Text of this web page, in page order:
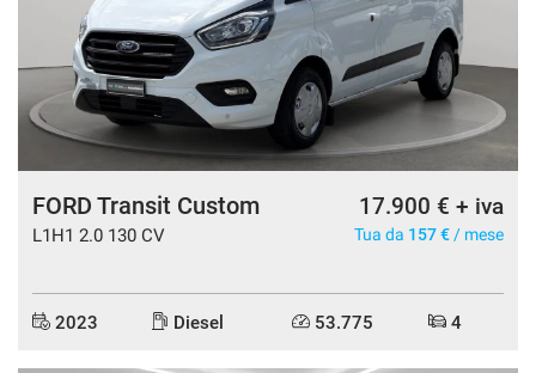
FORD Transit Custom
L1H1 2.0 130 CV
17.900 € + iva
Tua da 157 € / mese
2023 Diesel 53.775 4